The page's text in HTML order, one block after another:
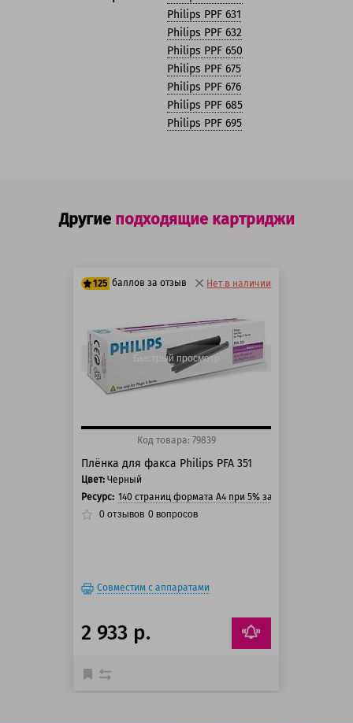
Philips PPF 631
Philips PPF 632
Philips PPF 650
Philips PPF 675
Philips PPF 676
Philips PPF 685
Philips PPF 695
Другие подходящие картриджи
125 баллов за отзыв
100 баллов
125 баллов
Нет в наличии
Быстрый просмотр
Код товара: 79839
Плёнка для факса Philips PFA 351
Цвет: Черный
Ресурс: 140 страниц формата А4 при 5% заполнении
0 отзывов 0 вопросов
Совместим с аппаратами
2 933 р.